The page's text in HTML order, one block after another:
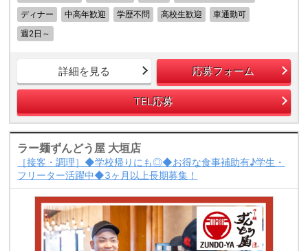
ディナー 中高年歓迎 学歴不問 高校生歓迎
車通勤可
週2日～
詳細を見る 応募フォーム
TEL応募
ラー麺ずんどう屋 大垣店
［接客・調理］◆学校帰りにも◎◆お得な食事補助有♪学生・
フリーター活躍中◆3ヶ月以上長期募集！